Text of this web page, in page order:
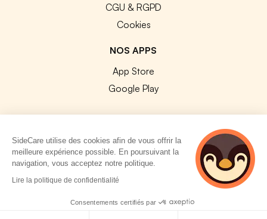
CGU & RGPD
Cookies
NOS APPS
App Store
Google Play
© 2026 SideCare. Tous droits réservés.
SideCare utilise des cookies afin de vous offrir la
meilleure expérience possible. En poursuivant la
navigation, vous acceptez notre politique.
Lire la politique de confidentialité
Consentements certifiés par
4 personnes
consultent
actuellement cette